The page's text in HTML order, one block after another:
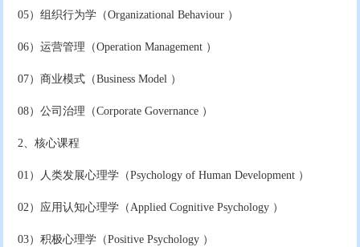
05）组织行为学（Organizational Behaviour ）
06）运营管理（Operation Management ）
07）商业模式（Business Model ）
08）公司治理（Corporate Governance ）
2、核心课程
01）人类发展心理学（Psychology of Human Development ）
02）应用认知心理学（Applied Cognitive Psychology ）
03）积极心理学（Positive Psychology ）